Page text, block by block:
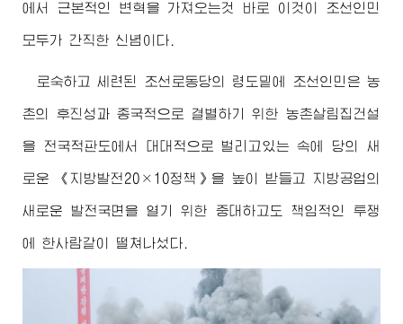
에서 근본적인 변혁을 가져오는것 바로 이것이 조선인민
모두가 간직한 신념이다.
로숙하고 세련된 조선로동당의 령도밑에 조선인민은 농
촌의 후진성과 종국적으로 결별하기 위한 농촌살림집건설
을 전국적판도에서 대대적으로 벌리고있는 속에 당의 새
로운 《지방발전20×10정책》을 높이 받들고 지방공업의
새로운 발전국면을 열기 위한 중대하고도 책임적인 투쟁
에 한사람같이 떨쳐나섰다.